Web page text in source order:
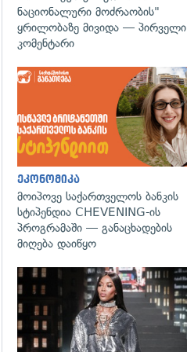
ნაციონალური მოძრაობის"
ყრილობაზე მივიდა — პირველი
კომენტარი
ეკონომიკა
მოიპოვე საქართველოს ბანკის
სტიპენდია CHEVENING-ის
პროგრამაში — განაცხადების
მიღება დაიწყო